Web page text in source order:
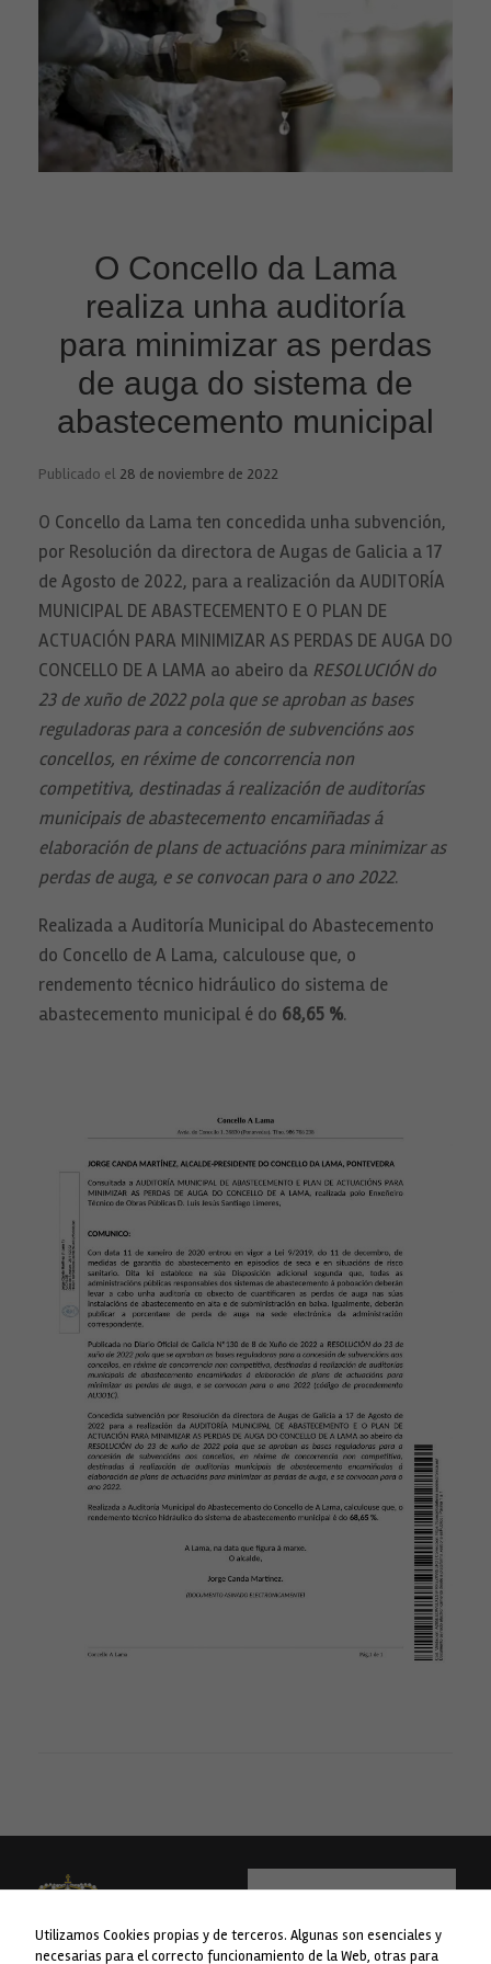
O Concello da Lama
realiza unha auditoría
para minimizar as perdas
de auga do sistema de
abastecemento municipal
Publicado el 28 de noviembre de 2022
O Concello da Lama ten concedida unha subvención,
por Resolución da directora de Augas de Galicia a 17
de Agosto de 2022, para a realización da AUDITORÍA
MUNICIPAL DE ABASTECEMENTO E O PLAN DE
ACTUACIÓN PARA MINIMIZAR AS PERDAS DE AUGA DO
CONCELLO DE A LAMA ao abeiro da RESOLUCIÓN do
23 de xuño de 2022 pola que se aproban as bases
reguladoras para a concesión de subvencións aos
concellos, en réxime de concorrencia non
competitiva, destinadas á realización de auditorías
municipais de abastecemento encamiñadas á
elaboración de plans de actuacións para minimizar as
perdas de auga, e se convocan para o ano 2022.
Realizada a Auditoría Municipal do Abastecemento
do Concello de A Lama, calculouse que, o
rendemento técnico hidráulico do sistema de
abastecemento municipal é do 68,65 %.
Utilizamos Cookies propias y de terceros. Algunas son esenciales y
necesarias para el correcto funcionamiento de la Web, otras para
Necesarias
Estas
cookies no
son
Son
para que
Experiencia
Para que
mejor posible
durante tu